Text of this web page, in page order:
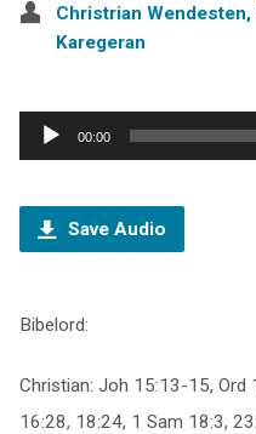
Christrian
Karegeran
Ljudspelare
00:00
Save Audio
Bibelord:
Christian: Joh 15:13-15, Ord
16:28, 18:24, 1 Sam 18:3,